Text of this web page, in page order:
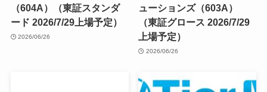
（604A）（東証スタンダ
ード 2026/7/29上場予定）
2026/06/26
ューションズ（603A）
（東証グロース 2026/7/29
上場予定）
2026/06/26